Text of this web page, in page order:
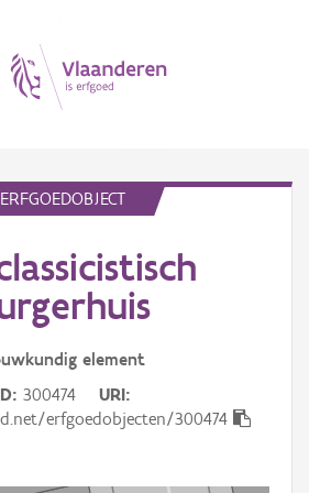
ERFGOEDOBJECT
element
300474
URI
erfgoedobjecten/300474